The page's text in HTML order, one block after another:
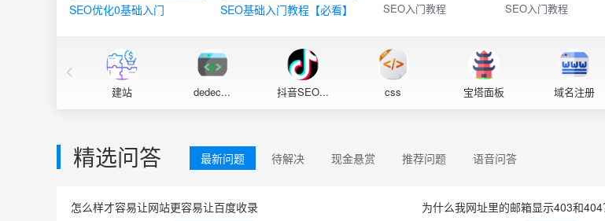
SEO优化0基础入门 SEO基础入门教程【必看】 SEO入门教程 SEO入门教程
建站 dedec... 抖音SEO... css 宝塔面板 域名注册
精选问答 最新问题 待解决 现金悬赏 推荐问题 语音问答
怎么样才容易让网站更容易让百度收录
为什么我网址里的邮箱显示403和404